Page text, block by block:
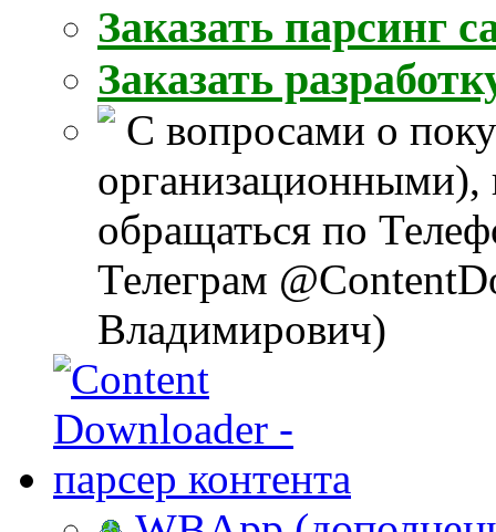
Заказать парсинг
Заказать
С вопросами о
обращаться по
Телеграм
Владимирович)